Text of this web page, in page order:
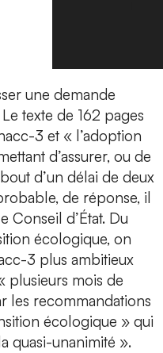
une demande
texte de 162 pages
3 et « l’adoption
d’assurer, ou de
d’un délai de deux
de réponse, il
Conseil d’État. Du
écologique, on
3 plus ambitieux
plusieurs mois de
les recommandations
écologique » qui
quasi-unanimité ».